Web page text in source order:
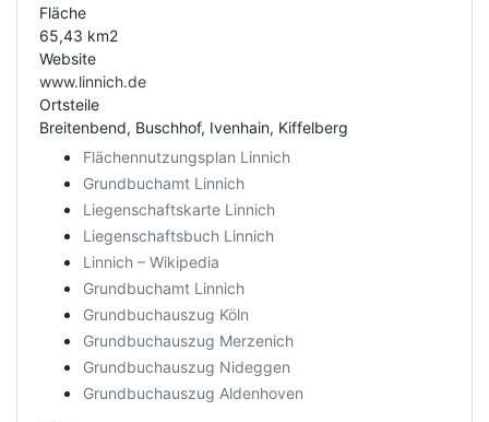
Fläche
65,43 km2
Website
www.linnich.de
Ortsteile
Breitenbend, Buschhof, Ivenhain, Kiffelberg
Flächennutzungsplan Linnich
Grundbuchamt Linnich
Liegenschaftskarte Linnich
Liegenschaftsbuch Linnich
Linnich – Wikipedia
Grundbuchamt Linnich
Grundbuchauszug Köln
Grundbuchauszug Merzenich
Grundbuchauszug Nideggen
Grundbuchauszug Aldenhoven